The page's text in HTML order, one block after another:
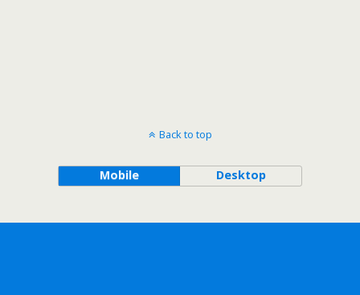
Back to top
Mobile Desktop